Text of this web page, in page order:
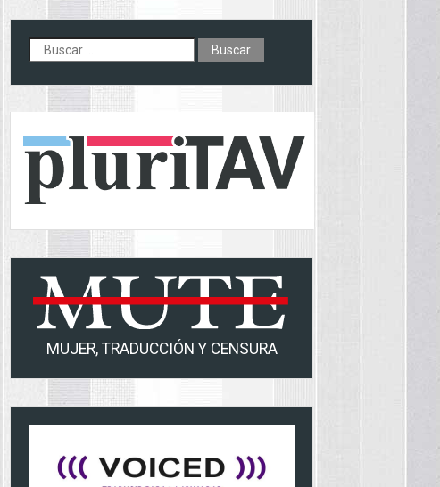
Buscar:
MUJER, TRADUCCIÓN Y CENSURA